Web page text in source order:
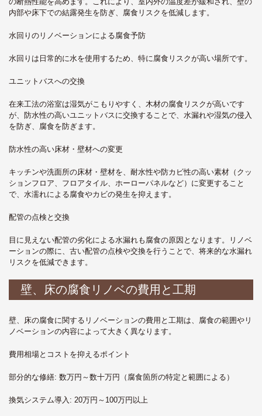
内部や床下での結露発生を防ぎ、腐食リスクを低減します。
水回りのリノベーションによる腐食予防
水回りは日常的に水を使用するため、特に腐食リスクが高い場所です。
ユニットバスへの交換
在来工法の浴室は湿気がこもりやすく、木材の腐食リスクが高いです
が、防水性の高いユニットバスに交換することで、水漏れや湿気の侵入
を防ぎ、腐食を防ぎます。
防水性の高い床材・壁材への変更
キッチンや洗面所の床材・壁材を、耐水性や防カビ性の高い素材（クッ
ションフロア、フロアタイル、ホーローパネルなど）に変更すること
で、水濡れによる腐食やカビの発生を抑えます。
配管の点検と交換
目に見えない配管の劣化による水漏れも腐食の原因となります。リノベ
ーションの際に、古い配管の点検や交換を行うことで、将来的な水漏れ
リスクを低減できます。
壁、床の腐食リノベの費用と工期
壁、床の腐食に関するリノベーションの費用と工期は、腐食の範囲やリ
ノベーションの内容によって大きく異なります。
費用相場とコストを抑えるポイント
部分的な修繕: 数万円～数十万円（腐食箇所の特定と範囲による）
換気システム導入 : 20万円～100万円以上